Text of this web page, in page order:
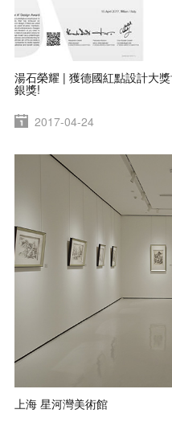
湯石榮耀 | 獲德國紅點設計大
銀獎!
2017-04-24
上海 星河灣美術館